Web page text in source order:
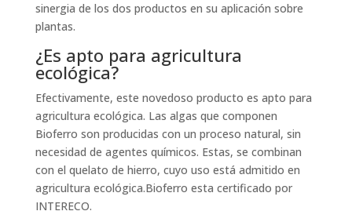
sinergia de los dos productos en su aplicación sobre
plantas.
¿Es apto para agricultura
ecológica?
Efectivamente, este novedoso producto es apto para
agricultura ecológica. Las algas que componen
Bioferro son producidas con un proceso natural, sin
necesidad de agentes químicos. Estas, se combinan
con el quelato de hierro, cuyo uso está admitido en
agricultura ecológica.Bioferro esta certificado por
INTERECO.